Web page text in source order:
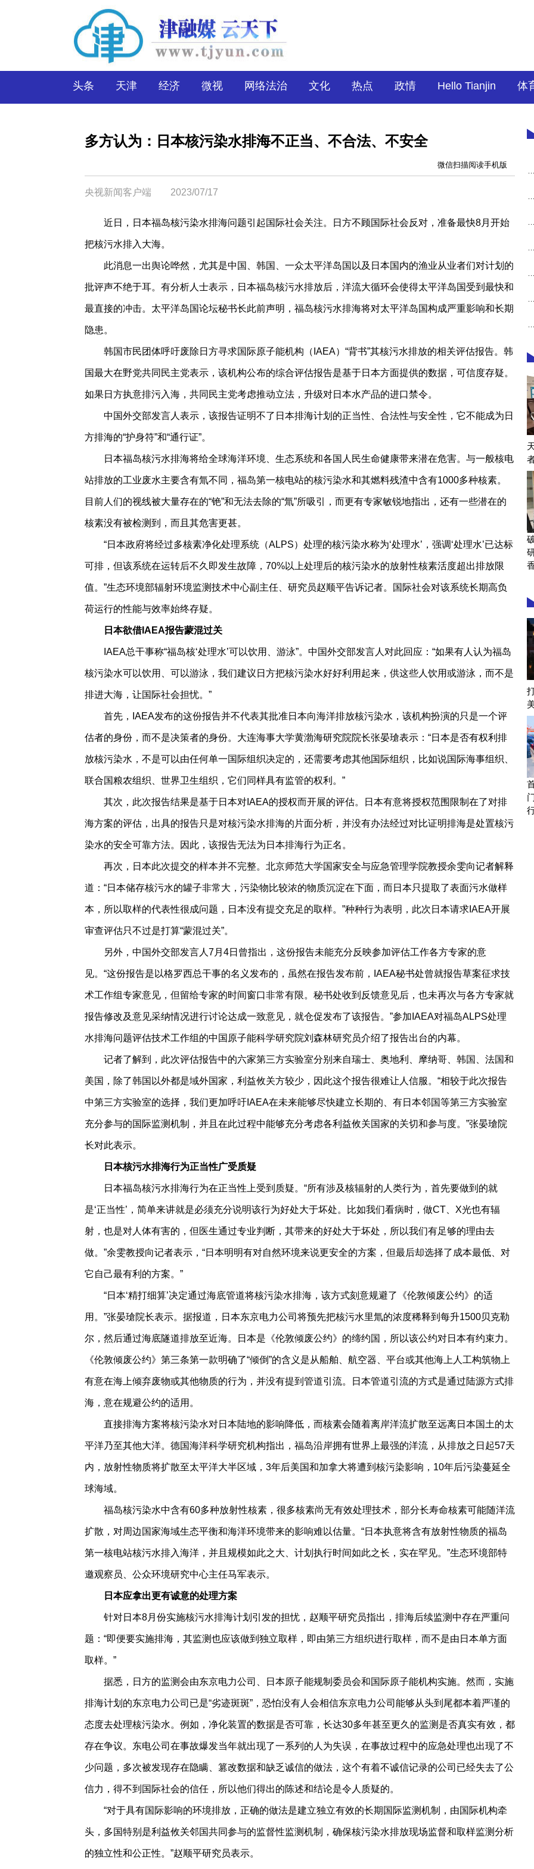
头条 天津 经济 微视 网络法治 文化 热点 政情 Hello Tianjin 体
多方认为：日本核污染水排海不正当、不合法、不安全
微信扫描阅读手机版
央视新闻客户端 2023/07/17
近日，日本福岛核污染水排海问题引起国际社会关注。日方不顾国际社会反对，准备最快8月开始
把核污水排入大海。
此消息一出舆论哗然，尤其是中国、韩国、一众太平洋岛国以及日本国内的渔业从业者们对计划的
批评声不绝于耳。有分析人士表示，日本福岛核污水排放后，洋流大循环会使得太平洋岛国受到最快和
最直接的冲击。太平洋岛国论坛秘书长此前声明，福岛核污水排海将对太平洋岛国构成严重影响和长期
隐患。
韩国市民团体呼吁废除日方寻求国际原子能机构（IAEA）“背书”其核污水排放的相关评估报告。韩
国最大在野党共同民主党表示，该机构公布的综合评估报告是基于日本方面提供的数据，可信度存疑。
如果日方执意排污入海，共同民主党考虑推动立法，升级对日本水产品的进口禁令。
中国外交部发言人表示，该报告证明不了日本排海计划的正当性、合法性与安全性，它不能成为日
方排海的“护身符”和“通行证”。
日本福岛核污水排海将给全球海洋环境、生态系统和各国人民生命健康带来潜在危害。与一般核电
站排放的工业废水主要含有氚不同，福岛第一核电站的核污染水和其燃料残渣中含有1000多种核素。
目前人们的视线被大量存在的“铯”和无法去除的“氚”所吸引，而更有专家敏锐地指出，还有一些潜在的
核素没有被检测到，而且其危害更甚。
“日本政府将经过多核素净化处理系统（ALPS）处理的核污染水称为‘处理水’，强调‘处理水’已达标
可排，但该系统在运转后不久即发生故障，70%以上处理后的核污染水的放射性核素活度超出排放限
值。”生态环境部辐射环境监测技术中心副主任、研究员赵顺平告诉记者。国际社会对该系统长期高负
荷运行的性能与效率始终存疑。
日本欲借IAEA报告蒙混过关
IAEA总干事称“福岛核‘处理水’可以饮用、游泳”。中国外交部发言人对此回应：“如果有人认为福岛
核污染水可以饮用、可以游泳，我们建议日方把核污染水好好利用起来，供这些人饮用或游泳，而不是
排进大海，让国际社会担忧。”
首先，IAEA发布的这份报告并不代表其批准日本向海洋排放核污染水，该机构扮演的只是一个评
估者的身份，而不是决策者的身份。大连海事大学黄渤海研究院院长张晏瑲表示：“日本是否有权利排
放核污染水，不是可以由任何单一国际组织决定的，还需要考虑其他国际组织，比如说国际海事组织、
联合国粮农组织、世界卫生组织，它们同样具有监管的权利。”
其次，此次报告结果是基于日本对IAEA的授权而开展的评估。日本有意将授权范围限制在了对排
海方案的评估，出具的报告只是对核污染水排海的片面分析，并没有办法经过对比证明排海是处置核污
染水的安全可靠方法。因此，该报告无法为日本排海行为正名。
再次，日本此次提交的样本并不完整。北京师范大学国家安全与应急管理学院教授余雯向记者解释
道：“日本储存核污水的罐子非常大，污染物比较浓的物质沉淀在下面，而日本只提取了表面污水做样
本，所以取样的代表性很成问题，日本没有提交充足的取样。”种种行为表明，此次日本请求IAEA开展
审查评估只不过是打算“蒙混过关”。
另外，中国外交部发言人7月4日曾指出，这份报告未能充分反映参加评估工作各方专家的意
见。“这份报告是以格罗西总干事的名义发布的，虽然在报告发布前，IAEA秘书处曾就报告草案征求技
术工作组专家意见，但留给专家的时间窗口非常有限。秘书处收到反馈意见后，也未再次与各方专家就
报告修改及意见采纳情况进行讨论达成一致意见，就仓促发布了该报告。”参加IAEA对福岛ALPS处理
水排海问题评估技术工作组的中国原子能科学研究院刘森林研究员介绍了报告出台的内幕。
记者了解到，此次评估报告中的六家第三方实验室分别来自瑞士、奥地利、摩纳哥、韩国、法国和
美国，除了韩国以外都是域外国家，利益攸关方较少，因此这个报告很难让人信服。“相较于此次报告
中第三方实验室的选择，我们更加呼吁IAEA在未来能够尽快建立长期的、有日本邻国等第三方实验室
充分参与的国际监测机制，并且在此过程中能够充分考虑各利益攸关国家的关切和参与度。”张晏瑲院
长对此表示。
日本核污水排海行为正当性广受质疑
日本福岛核污水排海行为在正当性上受到质疑。“所有涉及核辐射的人类行为，首先要做到的就
是‘正当性’，简单来讲就是必须充分说明该行为好处大于坏处。比如我们看病时，做CT、X光也有辐
射，也是对人体有害的，但医生通过专业判断，其带来的好处大于坏处，所以我们有足够的理由去
做。”余雯教授向记者表示，“日本明明有对自然环境来说更安全的方案，但最后却选择了成本最低、对
它自己最有利的方案。”
“日本‘精打细算’决定通过海底管道将核污染水排海，该方式刻意规避了《伦敦倾废公约》的适
用。”张晏瑲院长表示。据报道，日本东京电力公司将预先把核污水里氚的浓度稀释到每升1500贝克勒
尔，然后通过海底隧道排放至近海。日本是《伦敦倾废公约》的缔约国，所以该公约对日本有约束力。
《伦敦倾废公约》第三条第一款明确了“倾倒”的含义是从船舶、航空器、平台或其他海上人工构筑物上
有意在海上倾弃废物或其他物质的行为，并没有提到管道引流。日本管道引流的方式是通过陆源方式排
海，意在规避公约的适用。
直接排海方案将核污染水对日本陆地的影响降低，而核素会随着离岸洋流扩散至远离日本国土的太
平洋乃至其他大洋。德国海洋科学研究机构指出，福岛沿岸拥有世界上最强的洋流，从排放之日起57天
内，放射性物质将扩散至太平洋大半区域，3年后美国和加拿大将遭到核污染影响，10年后污染蔓延全
球海域。
福岛核污染水中含有60多种放射性核素，很多核素尚无有效处理技术，部分长寿命核素可能随洋流
扩散，对周边国家海域生态平衡和海洋环境带来的影响难以估量。“日本执意将含有放射性物质的福岛
第一核电站核污水排入海洋，并且规模如此之大、计划执行时间如此之长，实在罕见。”生态环境部特
邀观察员、公众环境研究中心主任马军表示。
日本应拿出更有诚意的处理方案
针对日本8月份实施核污水排海计划引发的担忧，赵顺平研究员指出，排海后续监测中存在严重问
题：“即便要实施排海，其监测也应该做到独立取样，即由第三方组织进行取样，而不是由日本单方面
取样。”
据悉，日方的监测会由东京电力公司、日本原子能规制委员会和国际原子能机构实施。然而，实施
排海计划的东京电力公司已是“劣迹斑斑”，恐怕没有人会相信东京电力公司能够从头到尾都本着严谨的
态度去处理核污染水。例如，净化装置的数据是否可靠，长达30多年甚至更久的监测是否真实有效，都
存在争议。东电公司在事故爆发当年就出现了一系列的人为失误，在事故过程中的应急处理也出现了不
少问题，多次被发现存在隐瞒、篡改数据和缺乏诚信的做法，这个有着不诚信记录的公司已经失去了公
信力，得不到国际社会的信任，所以他们得出的陈述和结论是令人质疑的。
“对于具有国际影响的环境排放，正确的做法是建立独立有效的长期国际监测机制，由国际机构牵
头，多国特别是利益攸关邻国共同参与的监督性监测机制，确保核污染水排放现场监督和取样监测分析
的独立性和公正性。”赵顺平研究员表示。